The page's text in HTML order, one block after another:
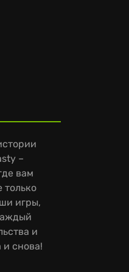
–
вам
только
игры,
и
и снова!